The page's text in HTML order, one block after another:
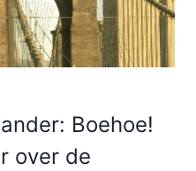
Boehoe!
over de